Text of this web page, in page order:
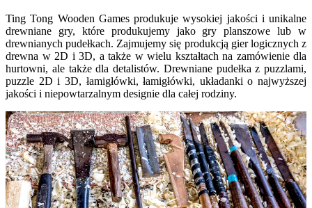
Ting Tong Wooden Games produkuje wysokiej jakości i unikalne
drewniane gry, które produkujemy jako gry planszowe lub w
drewnianych pudełkach. Zajmujemy się produkcją gier logicznych z
drewna w 2D i 3D, a także w wielu kształtach na zamówienie dla
hurtowni, ale także dla detalistów. Drewniane pudełka z puzzlami,
puzzle 2D i 3D, łamigłówki, łamigłówki, układanki o najwyższej
jakości i niepowtarzalnym designie dla całej rodziny.